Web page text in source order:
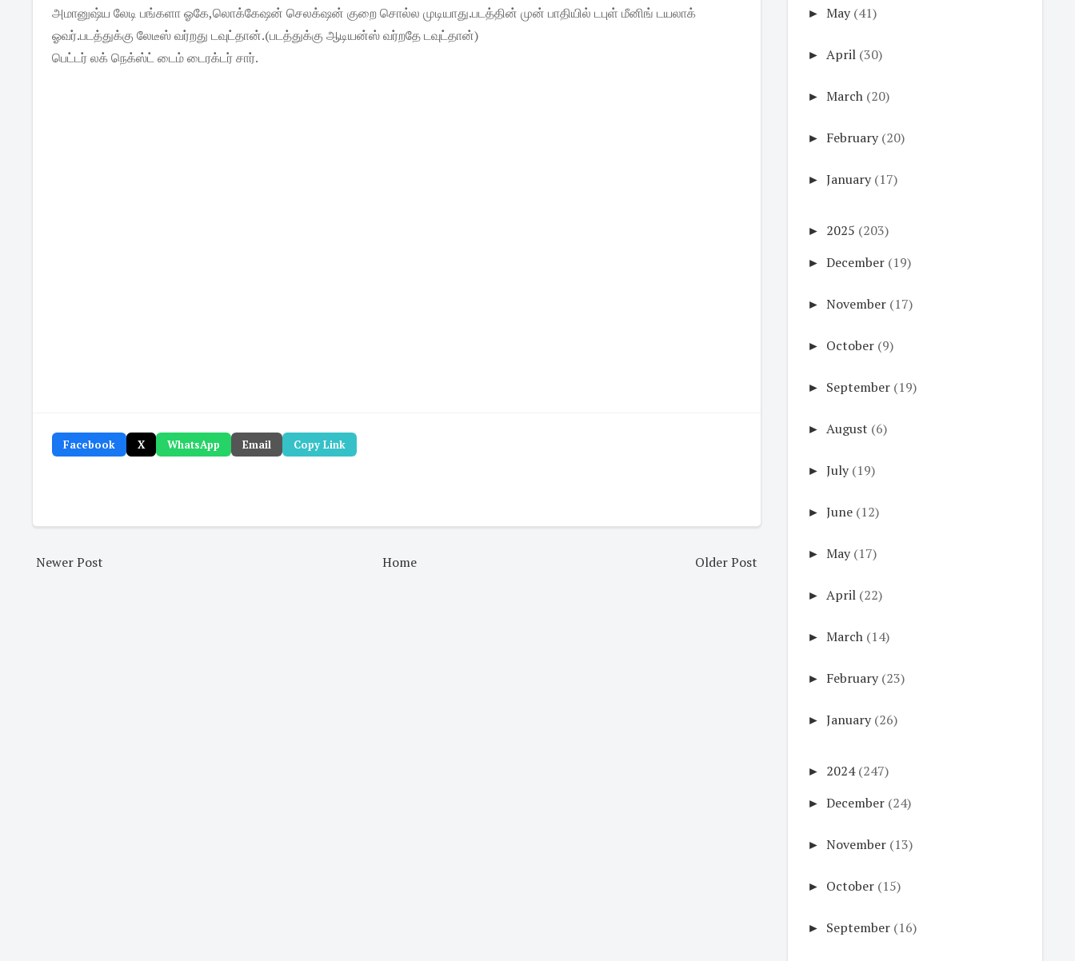
அமானுஷ்ய லேடி பங்களா ஓகே,லொக்கேஷன் செலக்‌ஷன் குறை சொல்ல முடியாது.படத்தின் முன் பாதியில் டபுள் மீனிங் டயலாக்
ஓவர்.படத்துக்கு லேடீஸ் வர்றது டவுட்தான்.(படத்துக்கு ஆடியன்ஸ் வர்றதே டவுட்தான்)
பெட்டர் லக் நெக்ஸ்ட் டைம் டைரக்டர் சார்.
Facebook X WhatsApp Email Copy Link
Newer Post Older Post
Home
► May (41)
► April (30)
► March (20)
► February (20)
► January (17)
► 2025 (203)
► December (19)
► November (17)
► October (9)
► September (19)
► August (6)
► July (19)
► June (12)
► May (17)
► April (22)
► March (14)
► February (23)
► January (26)
► 2024 (247)
► December (24)
► November (13)
► October (15)
► September (16)